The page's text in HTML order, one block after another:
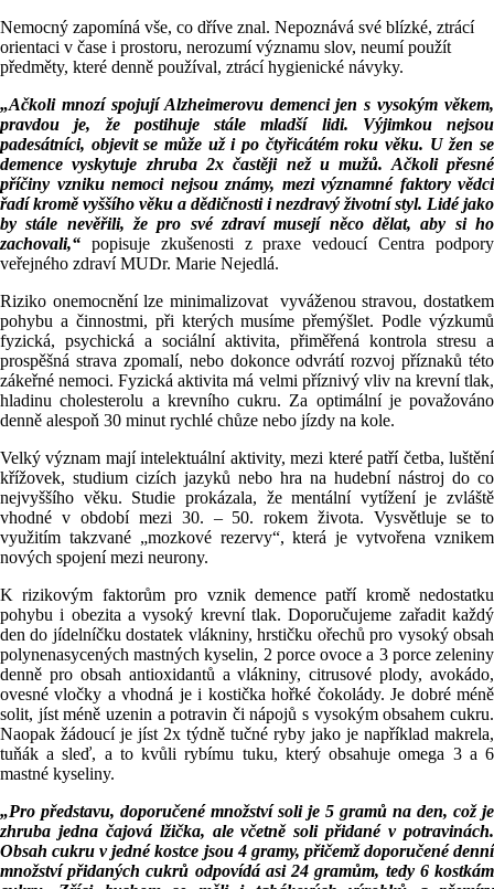
Nemocný zapomíná vše, co dříve znal. Nepoznává své blízké, ztrácí
orientaci v čase i prostoru, nerozumí významu slov, neumí použít
předměty, které denně používal, ztrácí hygienické návyky.
„Ačkoli mnozí spojují Alzheimerovu demenci jen s vysokým věkem,
pravdou je, že postihuje stále mladší lidi. Výjimkou nejsou
padesátníci, objevit se může už i po čtyřicátém roku věku. U žen se
demence vyskytuje zhruba 2x častěji než u mužů. Ačkoli přesné
příčiny vzniku nemoci nejsou známy, mezi významné faktory vědci
řadí kromě vyššího věku a dědičnosti i nezdravý životní styl. Lidé jako
by stále nevěřili, že pro své zdraví musejí něco dělat, aby si ho
zachovali,“ popisuje zkušenosti z praxe vedoucí Centra podpory
veřejného zdraví MUDr. Marie Nejedlá.
Riziko onemocnění lze minimalizovat vyváženou stravou, dostatkem
pohybu a činnostmi, při kterých musíme přemýšlet. Podle výzkumů
fyzická, psychická a sociální aktivita, přiměřená kontrola stresu a
prospěšná strava zpomalí, nebo dokonce odvrátí rozvoj příznaků této
zákeřné nemoci. Fyzická aktivita má velmi příznivý vliv na krevní tlak,
hladinu cholesterolu a krevního cukru. Za optimální je považováno
denně alespoň 30 minut rychlé chůze nebo jízdy na kole.
Velký význam mají intelektuální aktivity, mezi které patří četba, luštění
křížovek, studium cizích jazyků nebo hra na hudební nástroj do co
nejvyššího věku. Studie prokázala, že mentální vytížení je zvláště
vhodné v období mezi 30. – 50. rokem života. Vysvětluje se to
využitím takzvané „mozkové rezervy“, která je vytvořena vznikem
nových spojení mezi neurony.
K rizikovým faktorům pro vznik demence patří kromě nedostatku
pohybu i obezita a vysoký krevní tlak. Doporučujeme zařadit každý
den do jídelníčku dostatek vlákniny, hrstičku ořechů pro vysoký obsah
polynenasycených mastných kyselin, 2 porce ovoce a 3 porce zeleniny
denně pro obsah antioxidantů a vlákniny, citrusové plody, avokádo,
ovesné vločky a vhodná je i kostička hořké čokolády. Je dobré méně
solit, jíst méně uzenin a potravin či nápojů s vysokým obsahem cukru.
Naopak žádoucí je jíst 2x týdně tučné ryby jako je například makrela,
tuňák a sleď, a to kvůli rybímu tuku, který obsahuje omega 3 a 6
mastné kyseliny.
„Pro představu, doporučené množství soli je 5 gramů na den, což je
zhruba jedna čajová lžička, ale včetně soli přidané v potravinách.
Obsah cukru v jedné kostce jsou 4 gramy, přičemž doporučené denní
množství přidaných cukrů odpovídá asi 24 gramům, tedy 6 kostkám